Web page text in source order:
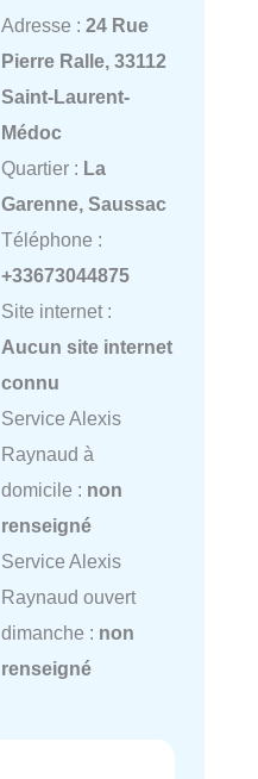
Adresse : 24 Rue
Pierre Ralle, 33112
Saint-Laurent-
Médoc
Quartier : La
Garenne, Saussac
Téléphone :
+33673044875
Site internet :
Aucun site internet
connu
Service Alexis
Raynaud à
domicile : non
renseigné
Service Alexis
Raynaud ouvert
dimanche : non
renseigné